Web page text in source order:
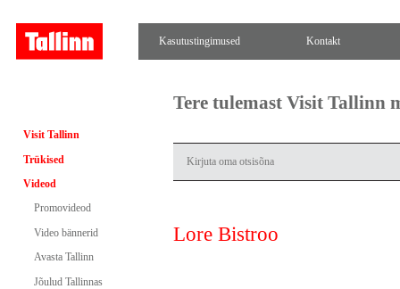
Kasutustingimused Kontakt
Visit Tallinn
Trükised
Videod
Promovideod
Video bännerid
Avasta Tallinn
Jõulud Tallinnas
Tere tulemast Visit Tallinn
Lore Bistroo